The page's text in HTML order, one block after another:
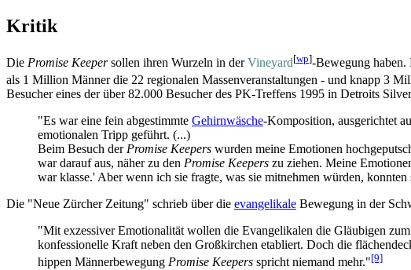
Kritik
Die Promise Keepersollen ihren Wurzeln in derVineyard[wp]-Bewegung haben.
als 1 Million Männer die 22 regionalen Massenveranstaltungen - und knapp 3
Besucher eines der über 82.000 Besucher des PK-Treffens 1995 in Detroits
"Es war eine fein abgestimmte Gehirnwäsche-Komposition, ausgerichtet
emotionalen Tripp geführt. (...)
Beim Besuch der Promise Keepers wurden meine Emotionen
war darauf aus, näher zu den Promise Keepers zu ziehen. Meine
war klasse.' Aber wenn ich sie fragte, was sie mitnehmen würden,
Die "Neue Zürcher Zeitung" schrieb über die evangelikale Bewegung in der
"Mit exzessiver Emotionalität wollen die Evangelikalen die Gläubigen
konfessionelle Kraft neben den Großkirchen etabliert. Doch die
hippen Männerbewegung Promise Keepers spricht niemand mehr."[9]